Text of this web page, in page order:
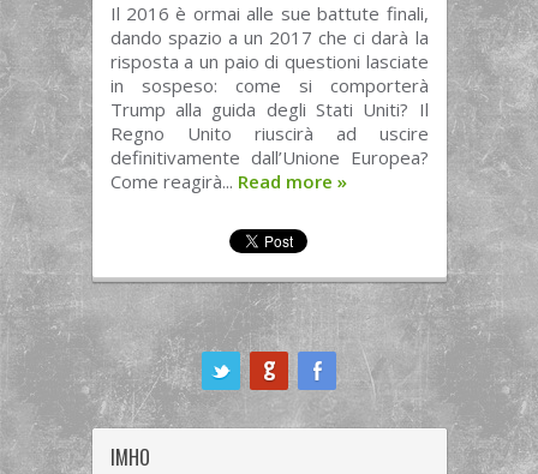
Il 2016 è ormai alle sue battute finali,
dando spazio a un 2017 che ci darà la
risposta a un paio di questioni lasciate
in sospeso: come si comporterà
Trump alla guida degli Stati Uniti? Il
Regno Unito riuscirà ad uscire
definitivamente dall’Unione Europea?
Come reagirà... Read more »
IMHO